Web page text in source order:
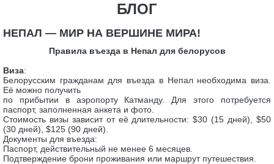
БЛОГ
НЕПАЛ — МИР НА ВЕРШИНЕ МИРА!
Правила въезда в Непал для белорусов
Виза:
Белорусским гражданам для въезда в Непал необходима виза.
Её можно получить
по прибытии в аэропорту Катманду. Для этого потребуется
паспорт, заполненная анкета и фото.
Стоимость визы зависит от её длительности: $30 (15 дней), $50
(30 дней), $125 (90 дней).
Документы для въезда:
Паспорт, действительный не менее 6 месяцев.
Подтверждение брони проживания или маршрут путешествия.